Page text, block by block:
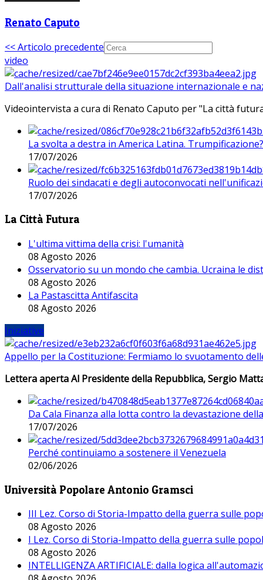
Renato Caputo
<< Articolo precedente
video
Dall'analisi strutturale della situazione internazionale e
Videointervista a cura di Renato Caputo per "La città
La svolta a destra in America Latina. Trumpificazione?
17/07/2026
Ruolo dei sindacati e degli autoconvocati
17/07/2026
La Città Futura
L'ultima vittima della crisi: l'umanità
08 Agosto 2026
Osservatorio su un mondo che cambia. Ucraina le
08 Agosto 2026
La Pastascitta Antifascita
08 Agosto 2026
Iniziative
Appello per la Costituzione: Fermiamo lo svuotamento
Lettera aperta Al Presidente della Repubblica, Sergio
Da Cala Finanza alla lotta contro la devastazione
17/07/2026
Perché continuiamo a sostenere il Venezuela
02/06/2026
Università Popolare Antonio Gramsci
III Lez. Corso di Storia-Impatto della guerra sulle
08 Agosto 2026
I Lez. Corso di Storia-Impatto della guerra sulle
08 Agosto 2026
INTELLIGENZA ARTIFICIALE: dalla logica